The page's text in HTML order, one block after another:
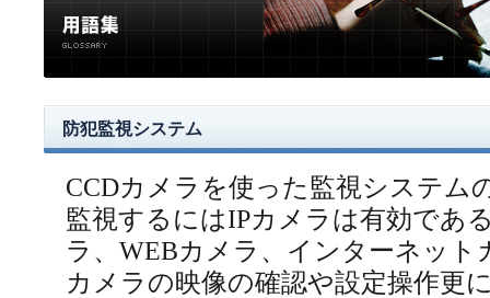
防犯監視システム
CCDカメラを使った監視システム
監視するにはIPカメラは有効であ
ラ、WEBカメラ、インターネッ
カメラの映像の確認や設定操作更